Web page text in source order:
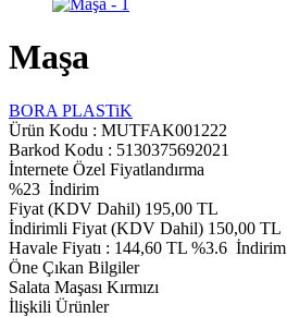
Maşa
BORA PLASTiK
Ürün Kodu : MUTFAK001222
Barkod Kodu : 5130375692021
İnternete Özel Fiyatlandırma
%23 İndirim
Fiyat (KDV Dahil) 195,00 TL
İndirimli Fiyat (KDV Dahil) 150,00 TL
Havale Fiyatı : 144,60 TL %3.6 İndirim
Öne Çıkan Bilgiler
Salata Maşası Kırmızı
İlişkili Ürünler